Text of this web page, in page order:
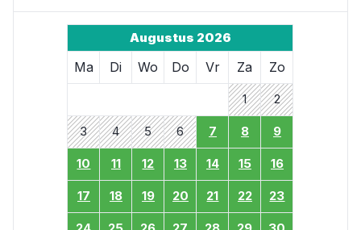
Augustus 2026
Ma Di Wo Do Vr Za Zo
1 2
3 4 5 6 7 8 9
10 11 12 13 14 15 16
17 18 19 20 21 22 23